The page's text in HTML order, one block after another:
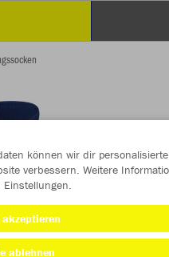
können wir dir personalisierte
verbessern. Weitere
ablehnen